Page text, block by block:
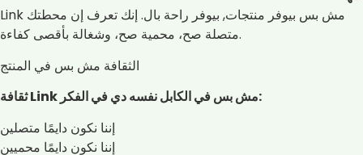
Link مش بس بيوفر منتجات, بيوفر راحة بال. إنك تعرف إن محطتك
متصلة صح، محمية صح، وشغالة بأقصى كفاءة.
الثقافة مش بس في المنتج
ثقافة Link مش بس في الكابل نفسه دي في الفكر:
إننا نكون دايمًا متصلين
إننا نكون دايمًا محميين